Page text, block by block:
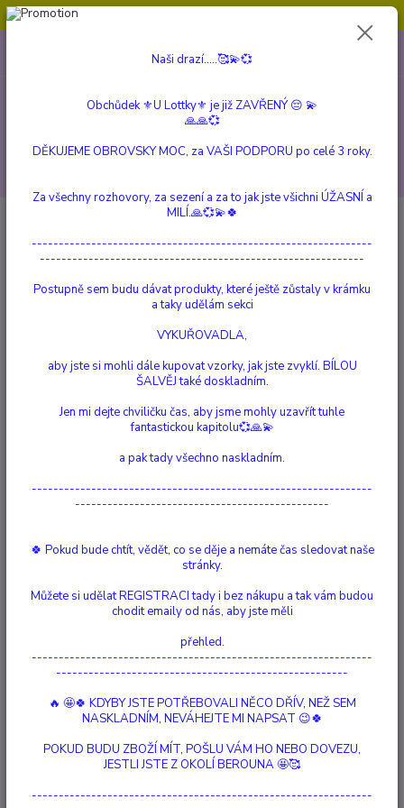
CZK
KNIHY Požádej a je Ti Dáno
Požádej a je Ti Dáno
TOP produkt
Esther a Jerry Hicks
životem, jaký si zasloužíte. Pochopíte, jak jsou vaše vztahy, zdravotní
celý popis
Skladem 1 ks
Nejsme plátci DPH
359 Kč/ks
Naši drazí.....🥰💫💞
Obchůdek ⚜️U Lottky⚜️ je již ZAVŘENÝ 😔 💫
🙏🙏💞
DĚKUJEME OBROVSKY MOC, za VAŠI PODPORU po celé 3 roky.
Za všechny rozhovory, za sezení a za to jak jste všichni ÚŽASNÍ a
MILÍ.🙏💞💫🍀
---------------------------------------------------------------
------------------------------------------------------------
Postupně sem budu dávat produkty, které ještě zůstaly v krámku
a taky udělám sekci
VYKUŘOVADLA,
aby jste si mohli dále kupovat vzorky, jak jste zvyklí. BÍLOU
ŠALVĚJ také doskladním.
Jen mi dejte chviličku čas, aby jsme mohly uzavřít tuhle
fantastickou kapitolu💞🙏💫
a pak tady všechno naskladním.
---------------------------------------------------------------
-----------------------------------------------
🍀 Pokud bude chtít, vědět, co se děje a nemáte čas sledovat naše
stránky.
Můžete si udělat REGISTRACI tady i bez nákupu a tak vám budou
chodit emaily od nás, aby jste měli
přehled.
---------------------------------------------------------------
------------------------------------------------------
🔥 🤩🍀 KDYBY JSTE POTŘEBOVALI NĚCO DŘÍV, NEŽ SEM
NASKLADNÍM, NEVÁHEJTE MI NAPSAT 😉🍀
POKUD BUDU ZBOŽÍ MÍT, POŠLU VÁM HO NEBO DOVEZU,
JESTLI JSTE Z OKOLÍ BEROUNA 🤩🥰
---------------------------------------------------------------